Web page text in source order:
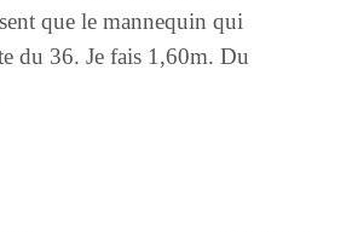
que le mannequin qui
du 36. Je fais 1,60m. Du